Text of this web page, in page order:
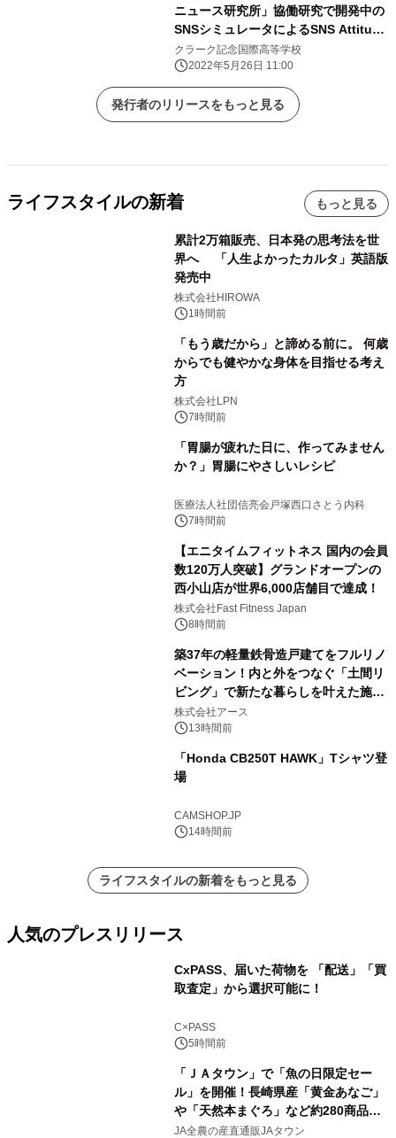
ニュース研究所」協働研究で開発中の
SNSシミュレータによるSNS Attitude
教育実験授業を、クラーク記念国際高
等学校 広島キャンパスで実施
クラーク記念国際高等学校
2022年5月26日 11:00
発行者のリリースをもっと見る
ライフスタイルの新着 もっと見る
累計2万箱販売、日本発の思考法を世
界へ 「人生よかったカルタ」英語版
発売中
株式会社HIROWA
1時間前
「もう歳だから」と諦める前に。 何歳
からでも健やかな身体を目指せる考え
方
株式会社LPN
7時間前
「胃腸が疲れた日に、作ってみません
か？」胃腸にやさしいレシピ
医療法人社団信亮会戸塚西口さとう内科
7時間前
【エニタイムフィットネス 国内の会員
数120万人突破】グランドオープンの
西小山店が世界6,000店舗目で達成！
株式会社Fast Fitness Japan
8時間前
築37年の軽量鉄骨造戸建てをフルリノ
ベーション！内と外をつなぐ「土間リ
ビング」で新たな暮らしを叶えた施工
事例を株式会社アースが公開
株式会社アース
13時間前
「Honda CB250T HAWK」Tシャツ登
場
CAMSHOP.JP
14時間前
ライフスタイルの新着をもっと見る
人気のプレスリリース
CxPASS、届いた荷物を 「配送」「買
取査定」から選択可能に！
C×PASS
5時間前
「ＪＡタウン」で「魚の日限定セー
ル」を開催！長崎県産「黄金あなご」
や「天然本まぐろ」など約280商品を
販売！～毎月１０日の定例企画～
JA全農の産直通販JAタウン